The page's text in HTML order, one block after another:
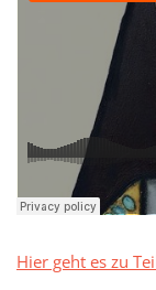
Hier geht es zu